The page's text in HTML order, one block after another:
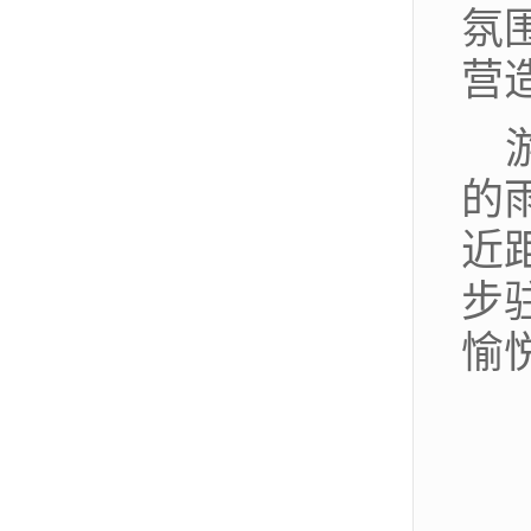
氛
营
的
近
步
愉